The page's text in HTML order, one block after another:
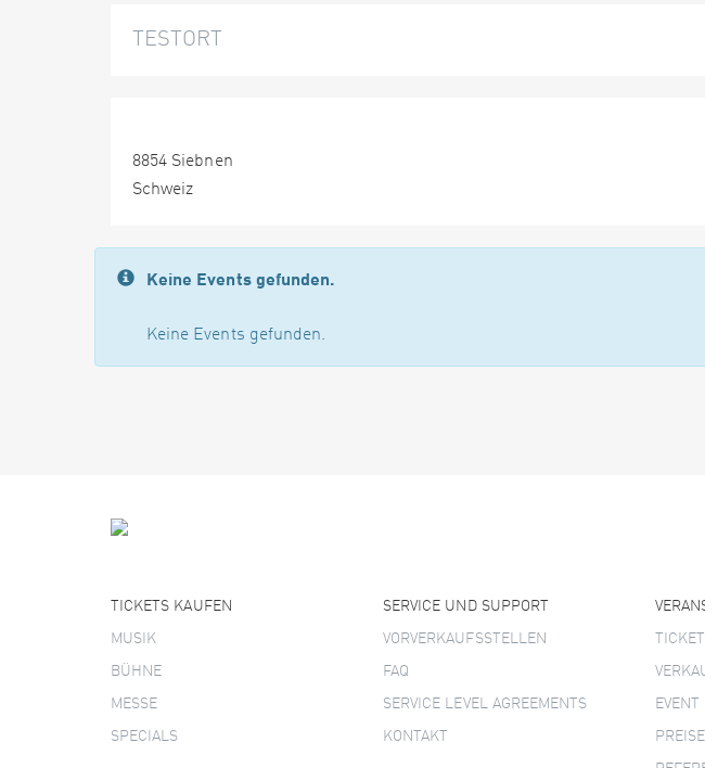
TESTORT
8854 Siebnen
Schweiz
Keine Events gefunden.
Keine Events gefunden.
TICKETS KAUFEN
MUSIK
BÜHNE
MESSE
SPECIALS
SERVICE UND SUPPORT
VORVERKAUFSSTELLEN
FAQ
SERVICE LEVEL AGREEMENTS
KONTAKT PREISE